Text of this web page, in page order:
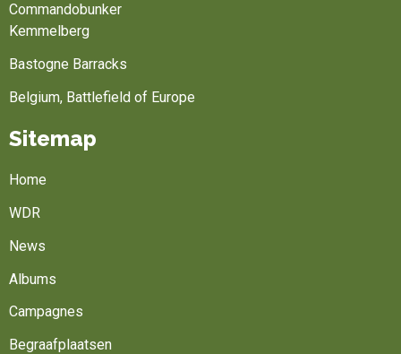
Commandobunker
Kemmelberg
Bastogne Barracks
Belgium, Battlefield of Europe
Sitemap
Home
WDR
News
Albums
Campagnes
Begraafplaatsen